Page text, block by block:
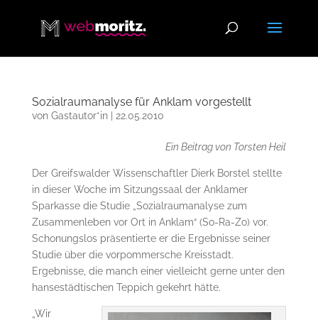
Sozialraumanalyse für Anklam vorgestellt
von Gastautor*in| 22.05.2010
Ein Beitrag von Torsten Heil
Der Greifswalder Wissenschaftler Dierk Borstel stellte
in dieser Woche im Sitzungssaal der Anklamer
Sparkasse die Studie „Sozialraumanalyse zum
Zusammenleben vor Ort in Anklam“ (So-Ra-Zo) vor.
Schonungslos präsentierte er die Ergebnisse seiner
Studie über die vorpommersche Kreisstadt.
Ergebnisse, die manch einer vielleicht gerne unter den
hansestädtischen Teppich gekehrt hätte.
„Wir